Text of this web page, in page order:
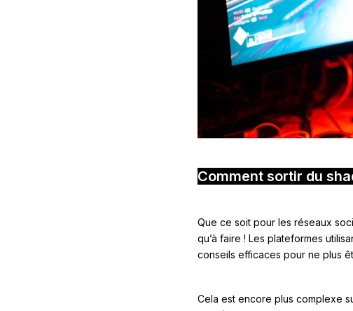
Comment sortir du
Que ce soit pour les réseaux
qu’à faire ! Les plateformes
conseils efficaces pour ne plus
Cela est encore plus complexe